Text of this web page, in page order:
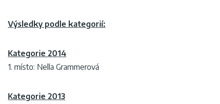
Výsledky podle kategorií:
Kategorie 2014
1. místo: Nella Grammerová
Kategorie 2013